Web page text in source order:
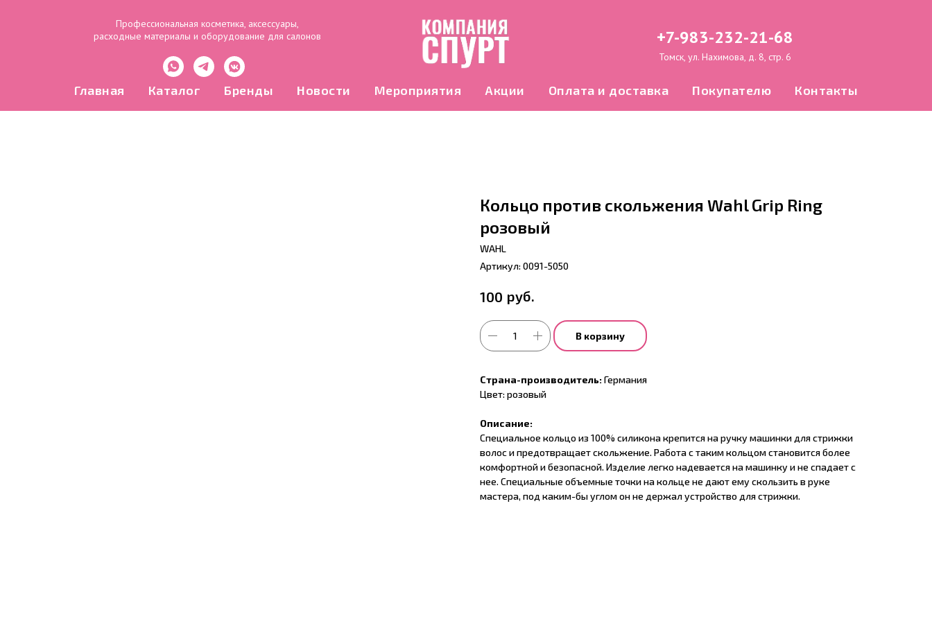
Профессиональная косметика, аксессуары,
расходные материалы и оборудование для салонов
+7-983-232-21-68
Томск, ул. Нахимова, д. 8, стр. 6
Главная Каталог Бренды Новости Мероприятия Акции Оплата и доставка Покупателю Контакты
Кольцо против скольжения Wahl Grip Ring
розовый
WAHL
Артикул: 0091-5050
100 руб.
В корзину
Страна-производитель:Германия
Цвет: розовый
Описание:
Специальное кольцо из 100% силикона крепится на ручку машинки для стрижки
волос и предотвращает скольжение. Работа с таким кольцом становится более
комфортной и безопасной. Изделие легко надевается на машинку и не спадает с
нее. Специальные объемные точки на кольце не дают ему скользить в руке
мастера, под каким-бы углом он не держал устройство для стрижки.